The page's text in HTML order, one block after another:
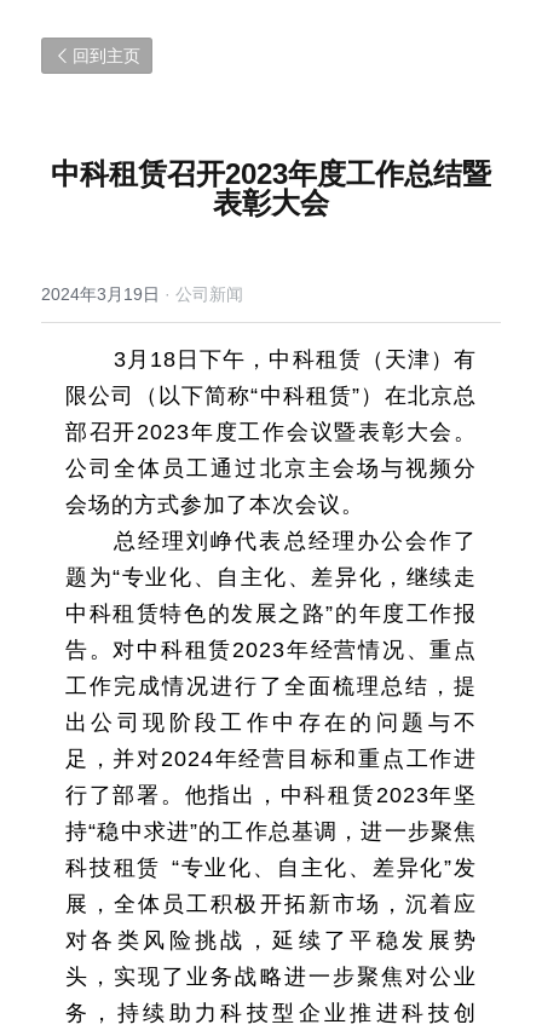
回到主页
中科租赁召开2023年度工作总结暨
表彰大会
2024年3月19日 · 公司新闻
3月18日下午，中科租赁（天津）有
限公司（以下简称“中科租赁”）在北京总
部召开2023年度工作会议暨表彰大会。
公司全体员工通过北京主会场与视频分
会场的方式参加了本次会议。
总经理刘峥代表总经理办公会作了
题为“专业化、自主化、差异化，继续走
中科租赁特色的发展之路”的年度工作报
告。对中科租赁2023年经营情况、重点
工作完成情况进行了全面梳理总结，提
出公司现阶段工作中存在的问题与不
足，并对2024年经营目标和重点工作进
行了部署。他指出，中科租赁2023年坚
持“稳中求进”的工作总基调，进一步聚焦
科技租赁 “专业化、自主化、差异化”发
展，全体员工积极开拓新市场，沉着应
对各类风险挑战，延续了平稳发展势
头，实现了业务战略进一步聚焦对公业
务，持续助力科技型企业推进科技创